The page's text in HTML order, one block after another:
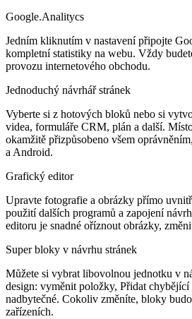
Google.Analitycs
Jedním kliknutím v nastavení připojte
kompletní statistiky na webu. Vždy
provozu internetového obchodu.
Jednoduchý návrhář stránek
Vyberte si z hotových bloků nebo si
videa, formuláře CRM, plán a další.
okamžitě přizpůsobeno všem
a Android.
Grafický editor
Upravte fotografie a obrázky přímo
použití dalších programů a zapojení
editoru je snadné oříznout obrázky,
Super bloky v návrhu stránek
Můžete si vybrat libovolnou jednotku v
design: vyměnit položky, Přidat chybějící
nadbytečné. Cokoliv změníte, bloky
zařízeních.